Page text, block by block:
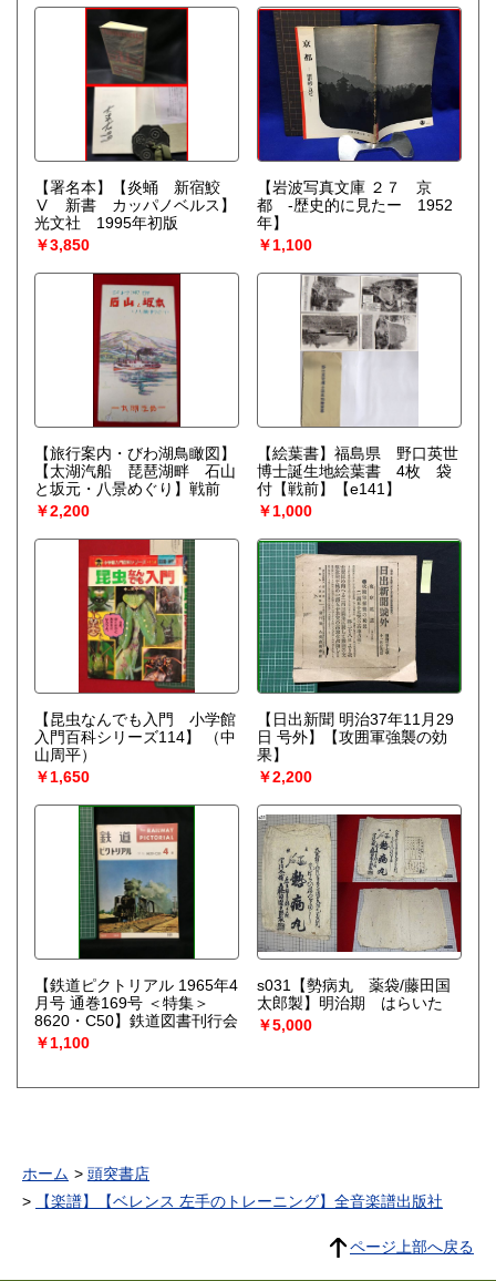
【署名本】【炎蛹 新宿鮫
Ⅴ 新書 カッパノベルス】
光文社 1995年初版
￥3,850
【岩波写真文庫 ２７ 京
都 -歴史的に見たー 1952
年】
￥1,100
【旅行案内・びわ湖鳥瞰図】
【太湖汽船 琵琶湖畔 石山
と坂元・八景めぐり】戦前
￥2,200
【絵葉書】福島県 野口英世
博士誕生地絵葉書 4枚 袋
付【戦前】【e141】
￥1,000
【昆虫なんでも入門 小学館
入門百科シリーズ114】
（中
山周平）
￥1,650
【日出新聞 明治37年11月29
日 号外】【攻囲軍強襲の効
果】
￥2,200
【鉄道ピクトリアル 1965年4
月号 通巻169号 ＜特集＞
8620・C50】鉄道図書刊行会
￥1,100
s031【勢病丸 薬袋/藤田国
太郎製】明治期 はらいた
￥5,000
ホーム
頭突書店
【楽譜】【ベレンス 左手のトレーニング】全音楽譜出版社
ページ上部へ戻る